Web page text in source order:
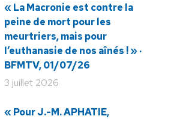
« La Macronie est contre la
peine de mort pour les
meurtriers, mais pour
l’euthanasie de nos aînés ! » ·
BFMTV, 01/07/26
3 juillet 2026
« Pour J.-M. APHATIE,